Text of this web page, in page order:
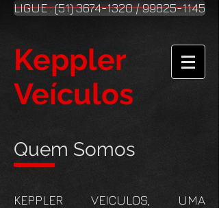
LIGUE : (51) 3674-1320 / 99825-1145
Keppler
Veículos
Quem Somos
KEPPLER VEICULOS, UMA